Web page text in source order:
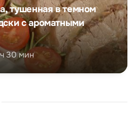
тушенная в темном
с ароматными
30 мин